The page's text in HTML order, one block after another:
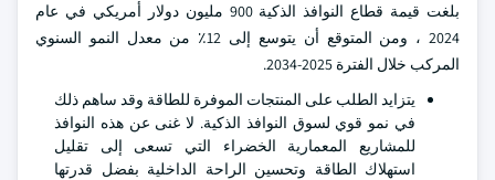
بلغت قيمة قطاع النوافذ الذكية 900 مليون دولار أمريكي في عام
2024 ، ومن المتوقع أن يتوسع إلى 12٪ من معدل النمو السنوي
المركب خلال الفترة 2025-2034.
يتزايد الطلب على المنتجات الموفرة للطاقة وقد ساهم ذلك
في نمو قوي لسوق النوافذ الذكية. لا غنى عن هذه النوافذ
للمشاريع المعمارية الخضراء التي تسعى إلى تقليل
استهلاك الطاقة وتحسين الراحة الداخلية بفضل قدرتها